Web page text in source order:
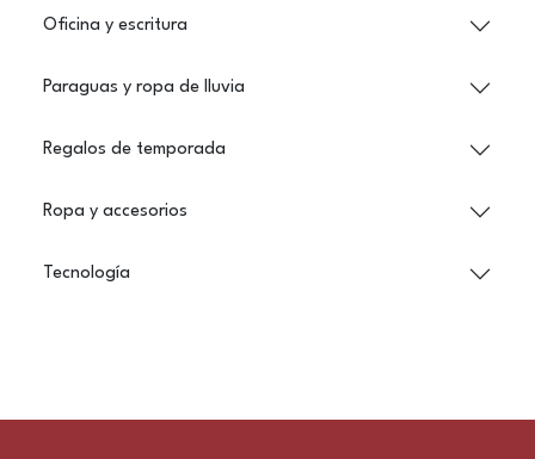
Oficina y escritura
Paraguas y ropa de lluvia
Regalos de temporada
Ropa y accesorios
Tecnología